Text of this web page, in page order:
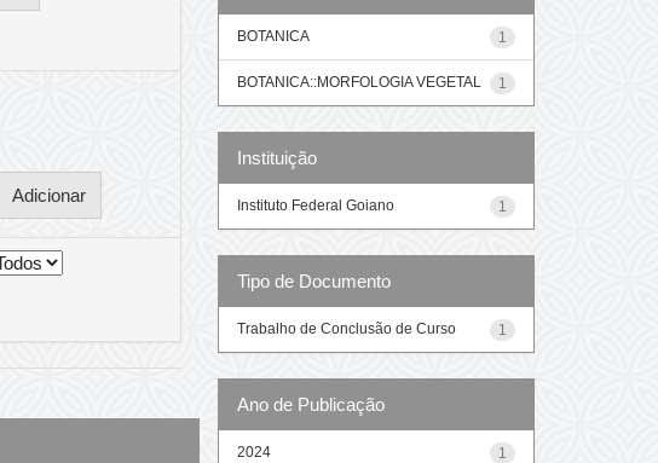
1
BOTANICA
1
BOTANICA::MORFOLOGIA VEGETAL
Instituição
1
Instituto Federal Goiano
Tipo de Documento
1
Trabalho de Conclusão de Curso
Ano de Publicação
1
2024